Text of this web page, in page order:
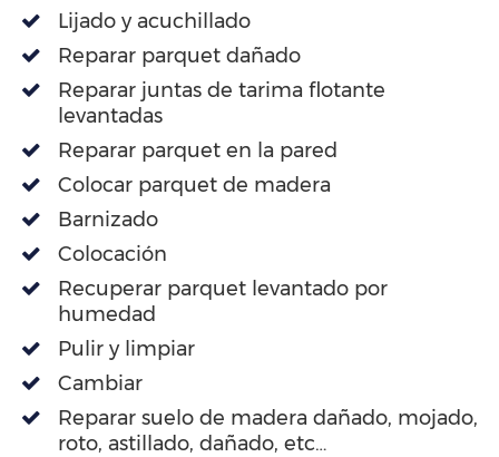
Lijado y acuchillado
Reparar parquet dañado
Reparar juntas de tarima flotante
levantadas
Reparar parquet en la pared
Colocar parquet de madera
Barnizado
Colocación
Recuperar parquet levantado por
humedad
Pulir y limpiar
Cambiar
Reparar suelo de madera dañado, mojado,
roto, astillado, dañado, etc…